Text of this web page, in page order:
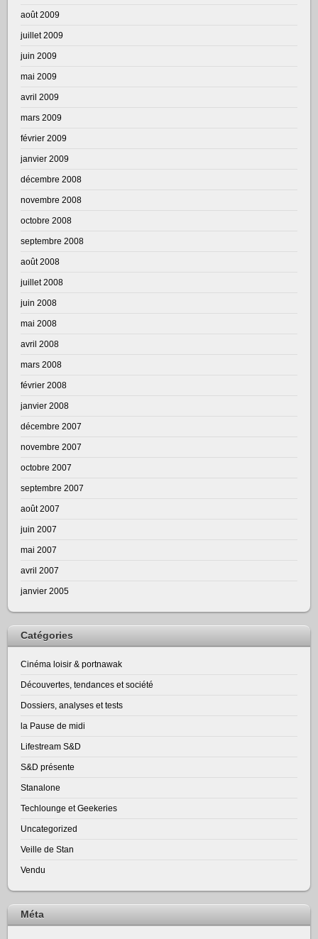
août 2009
juillet 2009
juin 2009
mai 2009
avril 2009
mars 2009
février 2009
janvier 2009
décembre 2008
novembre 2008
octobre 2008
septembre 2008
août 2008
juillet 2008
juin 2008
mai 2008
avril 2008
mars 2008
février 2008
janvier 2008
décembre 2007
novembre 2007
octobre 2007
septembre 2007
août 2007
juin 2007
mai 2007
avril 2007
janvier 2005
Catégories
Cinéma loisir & portnawak
Découvertes, tendances et société
Dossiers, analyses et tests
la Pause de midi
Lifestream S&D
S&D présente
Stanalone
Techlounge et Geekeries
Uncategorized
Veille de Stan
Vendu
Méta